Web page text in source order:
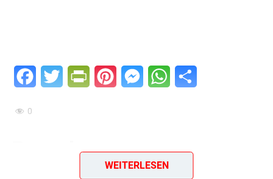
FacebookTwitter PrintFriendly
PinterestMessengerWhatsApp
0
Putenbraten
WEITERLESEN